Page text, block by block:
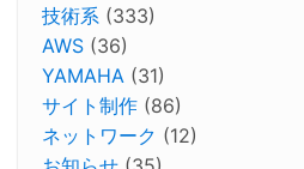
技術系 (333)
AWS (36)
YAMAHA (31)
サイト制作 (86)
ネットワーク (12)